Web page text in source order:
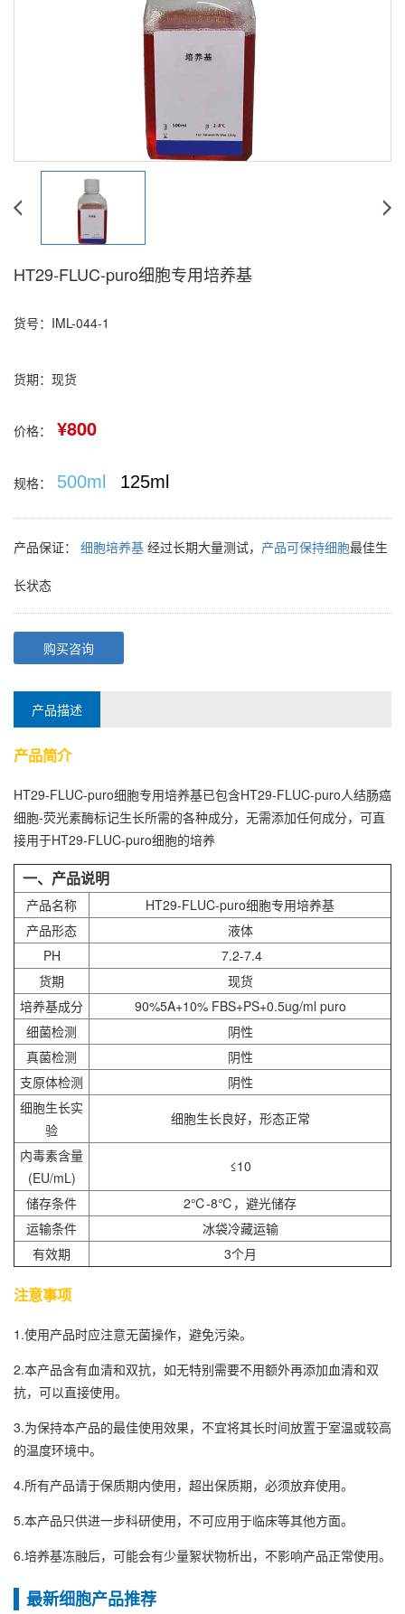
HT29-FLUC-puro细胞专用培养基
货号：IML-044-1
货期：现货
价格： ¥800
规格： 500ml 125ml
产品保证： 细胞培养基 经过长期大量测试， 产品可保持细胞最佳生
长状态
购买咨询
产品描述
产品简介
HT29-FLUC-puro细胞专用培养基已包含HT29-FLUC-puro人结肠癌
细胞-荧光素酶标记生长所需的各种成分，无需添加任何成分，可直
接用于HT29-FLUC-puro细胞的培养
一、产品说明
产品名称
HT29-FLUC-puro细胞专用培养基
产品形态
液体
PH
7.2-7.4
货期
现货
培养基成分
90%5A+10% FBS+PS+0.5ug/ml puro
细菌检测
阴性
真菌检测
阴性
支原体检测
阴性
细胞生长实
验
细胞生长良好，形态正常
内毒素含量
(EU/mL)
≤10
储存条件
2℃-8℃，避光储存
运输条件
冰袋冷藏运输
有效期
3个月
注意事项
1.使用产品时应注意无菌操作，避免污染。
2.本产品含有血清和双抗，如无特别需要不用额外再添加血清和双
抗，可以直接使用。
3.为保持本产品的最佳使用效果，不宜将其长时间放置于室温或较高
的温度环境中。
4.所有产品请于保质期内使用，超出保质期，必须放弃使用。
5.本产品只供进一步科研使用，不可应用于临床等其他方面。
6.培养基冻融后，可能会有少量絮状物析出，不影响产品正常使用。
最新细胞产品推荐